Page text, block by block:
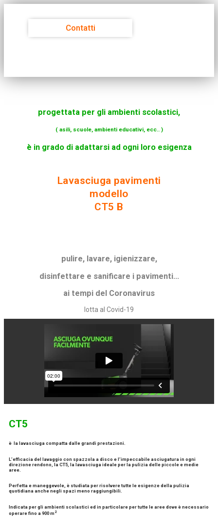
Contatti
progettata per gli ambienti scolastici,
( asili, scuole, ambienti educativi, ecc.. )
è in grado di adattarsi ad ogni loro esigenza
Lavasciuga pavimenti
modello
CT5 B
pulire, lavare, igienizzare,
disinfettare e sanificare i pavimenti…
ai tempi del Coronavirus
lotta al Covid-19
CT5
è la lavasciuga compatta dalle grandi prestazioni.
L’efficacia del lavaggio con spazzola a disco e l’impeccabileasciugatura in ogni
direzionerendono, la CT5, la lavasciuga ideale per la pulizia delle piccole e medie
aree.
Perfetta e maneggevole, è studiata per risolvere tutte le esigenze della pulizia
quotidiana anche negli spazi meno raggiungibili.
Indicata per gli ambienti scolastici ed in particolare per tutte le aree dove è necessario
operare fino a900 m 2